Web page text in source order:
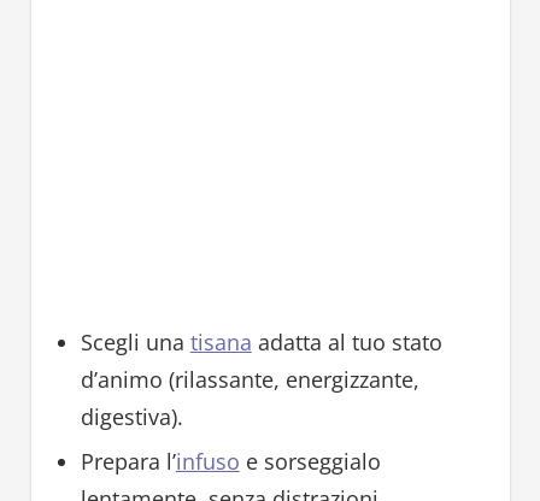
Scegli una tisana adatta al tuo stato
d’animo (rilassante, energizzante,
digestiva).
Prepara l’infuso e sorseggialo